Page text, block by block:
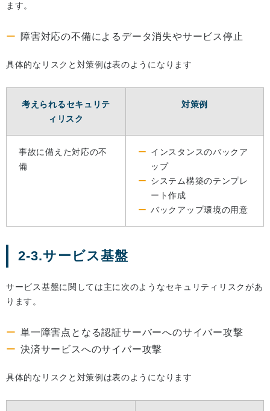
ます。
障害対応の不備によるデータ消失やサービス停止
具体的なリスクと対策例は表のようになります
考えられるセキュリテ
ィリスク
対策例
事故に備えた対応の不
備
インスタンスのバックア
ップ
システム構築のテンプレ
ート作成
バックアップ環境の用意
2-3.サービス基盤
サービス基盤に関しては主に次のようなセキュリティリスクがあ
ります。
単一障害点となる認証サーバーへのサイバー攻撃
決済サービスへのサイバー攻撃
具体的なリスクと対策例は表のようになります